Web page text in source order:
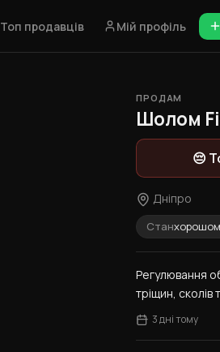
Топ продавців Мій профіль
ПРОДАМ
Шолом
😔
Дніпро
Стан
Регулювання
тріщин, сколів
3 дні тому